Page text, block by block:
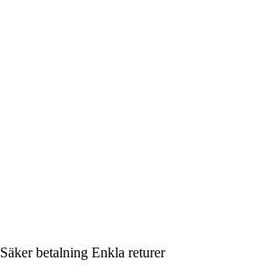
Säker betalning Enkla returer